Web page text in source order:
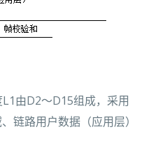
由D2～D15组成，采用
链路用户数据（应用层）